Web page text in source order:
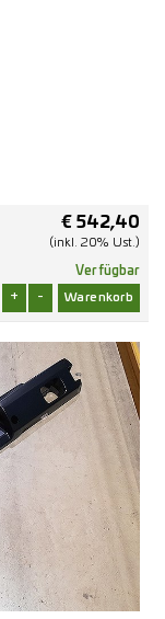
€ 542,40
(inkl. 20% Ust.)
Verfügbar
+ -